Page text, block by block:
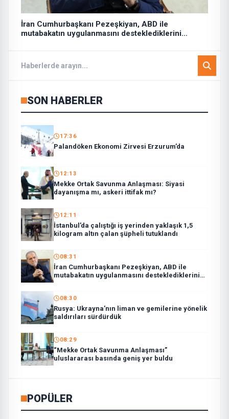
İran Cumhurbaşkanı Pezeşkiyan, ABD ile
mutabakatın uygulanmasını desteklediklerini
SON HABERLER
17:36
Palandöken Ekonomi Zirvesi Erzurum’da
12:13
Mekke Ortak Savunma Anlaşması: Siyasi
dayanışma mı, askeri ittifak mı?
12:11
İstanbul’da çalıştığı iş yerinden yaklaşık 1,5
kilogram altın çalan şüpheli tutuklandı
08:31
İran Cumhurbaşkanı Pezeşkiyan, ABD ile
mutabakatın uygulanmasını desteklediklerini
08:30
Rusya: Ukrayna’nın liman ve gemilerine yönelik
saldırıları sürdürdük
08:29
“Mekke Ortak Savunma Anlaşması”
uluslararası basında geniş yer buldu
POPÜLER